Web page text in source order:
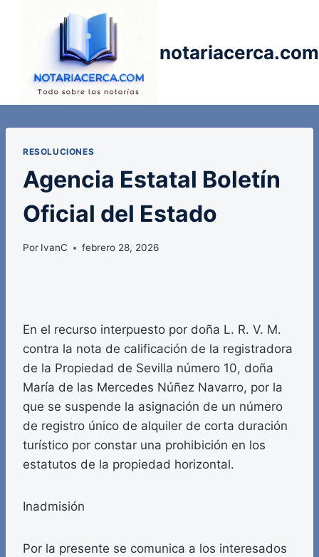
notariacerca.com
RESOLUCIONES
Agencia Estatal Boletín
Oficial del Estado
Por IvanC febrero 28, 2026
En el recurso interpuesto por doña L. R. V. M.
contra la nota de calificación de la registradora
de la Propiedad de Sevilla número 10, doña
María de las Mercedes Núñez Navarro, por la
que se suspende la asignación de un número
de registro único de alquiler de corta duración
turístico por constar una prohibición en los
estatutos de la propiedad horizontal.
Inadmisión
Por la presente se comunica a los interesados